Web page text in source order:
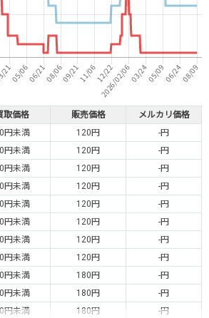
取価格 販売価格
メルカリ価格
円未満 120円
-円
円未満 120円
-円
円未満 120円
-円
円未満 120円
-円
円未満 120円
-円
円未満 120円
-円
円未満 120円
-円
円未満 120円
-円
円未満 180円
-円
円未満 180円
-円
円未満 180円
-円